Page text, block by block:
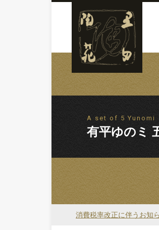
A set of 5 Yunomi
有平ゆのミ
消費税率改正に伴うお知